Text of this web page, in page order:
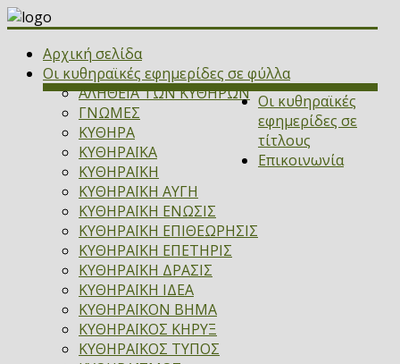
Αρχική σελίδα
Οι κυθηραϊκές εφημερίδες σε φύλλα
ΑΛΗΘΕΙΑ ΤΩΝ ΚΥΘΗΡΩΝ
ΓΝΩΜΕΣ
ΚΥΘΗΡΑ
ΚΥΘΗΡΑΪΚΑ
ΚΥΘΗΡΑΪΚΗ
ΚΥΘΗΡΑΪΚΗ ΑΥΓΗ
ΚΥΘΗΡΑΪΚΗ ΕΝΩΣΙΣ
ΚΥΘΗΡΑΪΚΗ ΕΠΙΘΕΩΡΗΣΙΣ
ΚΥΘΗΡΑΪΚΗ ΕΠΕΤΗΡΙΣ
ΚΥΘΗΡΑΪΚΗ ΔΡΑΣΙΣ
ΚΥΘΗΡΑΪΚΗ ΙΔΕΑ
ΚΥΘΗΡΑΪΚΟΝ ΒΗΜΑ
ΚΥΘΗΡΑΪΚΟΣ ΚΗΡΥΞ
ΚΥΘΗΡΑΪΚΟΣ ΤΥΠΟΣ
Οι κυθηραϊκές
εφημερίδες σε
τίτλους
Επικοινωνία